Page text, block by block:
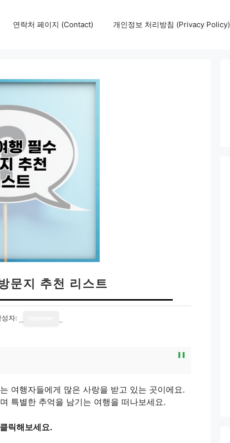
연락처 페이지 (Contact) 개인정보 처리방침 (Privacy Policy)
문지 추천 리스트
성자:
여행자들에게 많은 사랑을 받고 있는 곳이에요.
특별한 추억을 남기는 여행을 떠나보세요.
릭해보세요.